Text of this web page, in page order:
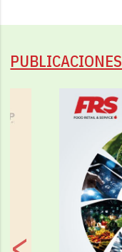
PUBLICACIONES